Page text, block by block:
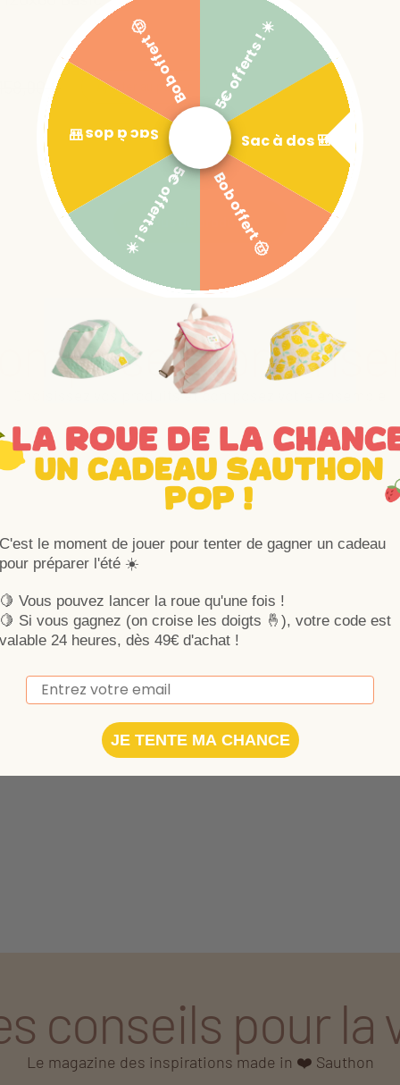
2 galeries fixes, sans
sommier est réglable en hauteur 3
158,00 € Ajouter au panier
Plus de produits
mon
Choisissez vos produits et composez votre ensemble
conseils pour la
Le magazine des inspirations made in ❤️ Sauthon
5€ offerts ! ☀️
Sac à dos 🎒
Bob offert 🤠
5€ offerts ! ☀️
Sac à dos 🎒
Bob offert 🤠
C'est le moment de jouer pour tenter de gagner un cadeau
pour préparer l'été ☀️
🍋 Vous pouvez lancer la roue qu'une fois !
🍋 Si vous gagnez (on croise les doigts 🤞), votre code est
valable 24 heures, dès 49€ d'achat !
Email
JE TENTE MA CHANCE